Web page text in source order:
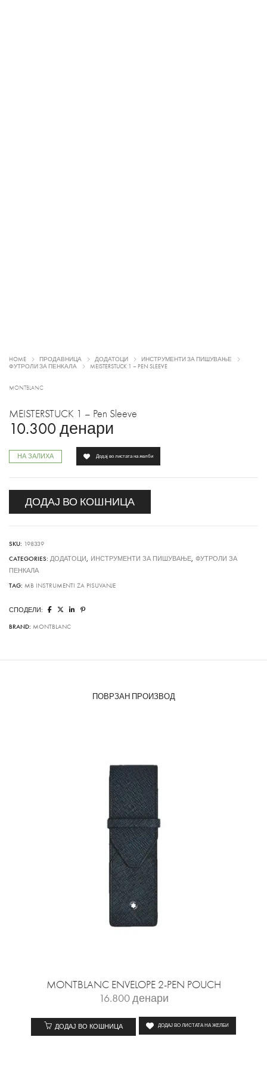
HOME ПРОДАВНИЦА ДОДАТОЦИ
ИНСТРУМЕНТИ ЗА ПИШУВАЊЕ
ФУТРОЛИ ЗА ПЕНКАЛА
MEISTERSTUCK 1 – PEN SLEEVE
MONTBLANC
MEISTERSTUCK 1 – Pen Sleeve
10.300 денари
НА ЗАЛИХА
ДОДАЈ ВО КОШНИЦА
Додај во листата на желби
SKU: 198339
CATEGORIES: ДОДАТОЦИ, ИНСТРУМЕНТИ ЗА ПИШУВАЊЕ, ФУТРОЛИ ЗА
ПЕНКАЛА
TAG: MB INSTRUMENTI ZA PISUVANJE
СПОДЕЛИ:
BRAND: MONTBLANC
ПОВРЗАН ПРОИЗВОД
MONTBLANC ENVELOPE 2-PEN POUCH
16.800денари
ДОДАЈ ВО КОШНИЦА ДОДАЈ ВО ЛИСТАТА НА ЖЕЛБИ